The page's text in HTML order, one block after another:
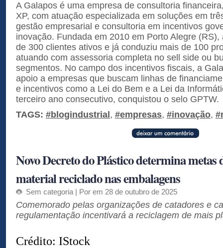
A Galapos é uma empresa de consultoria
XP, com atuação especializada em soluções em
gestão empresarial e consultoria em incentivos
inovação. Fundada em 2010 em Porto Alegre
de 300 clientes ativos e já conduziu mais de 100
atuando com assessoria completa no sell side ou
segmentos. No campo dos incentivos fiscais, a
apoio a empresas que buscam linhas de
e incentivos como a Lei do Bem e a Lei da
terceiro ano consecutivo, conquistou o selo GPTW.
TAGS: #blogindustrial , #empresas, #inovação,
Novo Decreto do Plástico determina metas
material reciclado nas embalagens
Sem categoria | Por em 28 de outubro de 2025
Comemorado pelas organizações de catadores e
regulamentação incentivará a reciclagem de mais
Crédito: IStock